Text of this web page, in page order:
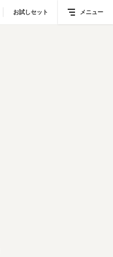
お試しセット メニュー
お試しセット メニュー